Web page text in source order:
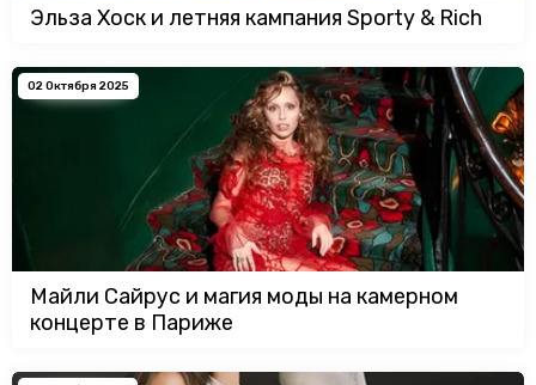
Эльза Хоск и летняя кампания Sporty & Rich
02 Октября 2025
Майли Сайрус и магия моды на камерном
концерте в Париже